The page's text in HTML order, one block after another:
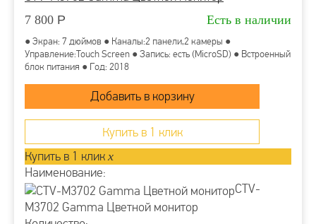
7 800 Р Есть в наличии
● Экран: 7 дюймов ● Каналы:2 панели,2 камеры ●
Управление:Touch Screen ● Запись: есть (MicroSD) ● Встроенный
блок питания ● Год: 2018
Купить в 1 клик
Купить в 1 клик x
Наименование:
CTV-
M3702 Gamma Цветной монитор